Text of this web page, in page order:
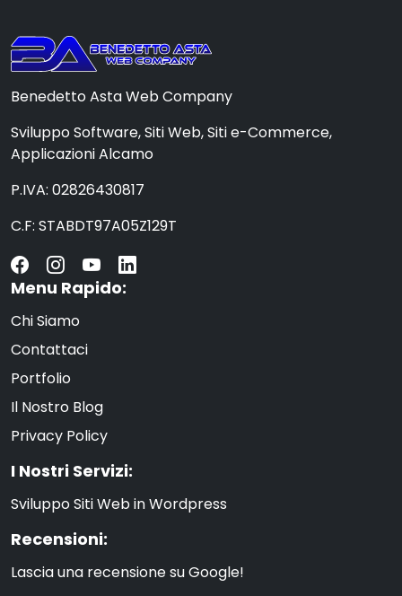
Benedetto Asta Web Company
Sviluppo Software, Siti Web, Siti e-Commerce,
Applicazioni Alcamo
P.IVA: 02826430817
C.F: STABDT97A05Z129T
Menu Rapido:
Chi Siamo
Contattaci
Portfolio
Il Nostro Blog
Privacy Policy
I Nostri Servizi:
Sviluppo Siti Web in Wordpress
Recensioni:
Lascia una recensione su Google!